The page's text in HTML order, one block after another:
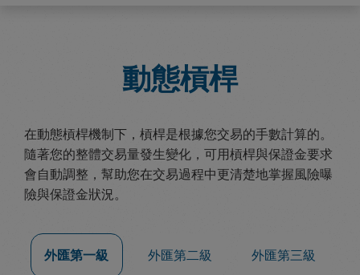
動態槓桿
在動態槓桿機制下，槓桿是根據您交易的手數計算的。
隨著您的整體交易量發生變化，可用槓桿與保證金要求
會自動調整，幫助您在交易過程中更清楚地掌握風險曝
險與保證金狀況。
外匯第一級 外匯第二級 外匯第三級